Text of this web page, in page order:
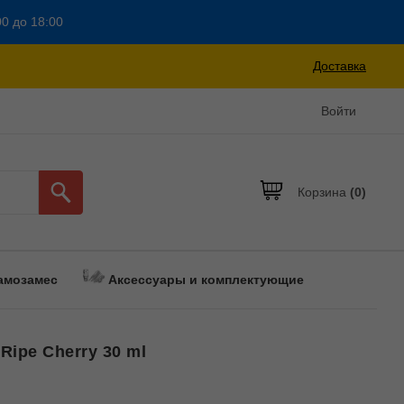
до 18:00
Доставка
Войти
Корзина (0)
Аксессуары и комплектующие
Cherry 30 ml